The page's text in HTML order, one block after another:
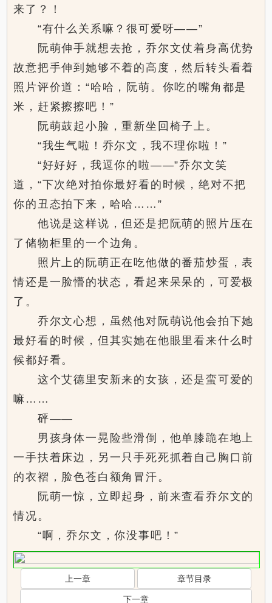
来了？！
“有什么关系嘛？很可爱呀——”
阮萌伸手就想去抢，乔尔文仗着身高优势
故意把手伸到她够不着的高度，然后转头看着
照片评价道：“哈哈，阮萌。你吃的嘴角都是
米，赶紧擦擦吧！”
阮萌鼓起小脸，重新坐回椅子上。
“我生气啦！乔尔文，我不理你啦！”
“好好好，我逗你的啦——”乔尔文笑
道，“下次绝对拍你最好看的时候，绝对不把
你的丑态拍下来，哈哈……”
他说是这样说，但还是把阮萌的照片压在
了储物柜里的一个边角。
照片上的阮萌正在吃他做的番茄炒蛋，表
情还是一脸懵的状态，看起来呆呆的，可爱极
了。
乔尔文心想，虽然他对阮萌说他会拍下她
最好看的时候，但其实她在他眼里看来什么时
候都好看。
这个艾德里安新来的女孩，还是蛮可爱的
嘛……
砰——
男孩身体一晃险些滑倒，他单膝跪在地上
一手扶着床边，另一只手死死抓着自己胸口前
的衣褶，脸色苍白额角冒汗。
阮萌一惊，立即起身，前来查看乔尔文的
情况。
“啊，乔尔文，你没事吧！”
上一章 章节目录
下一章